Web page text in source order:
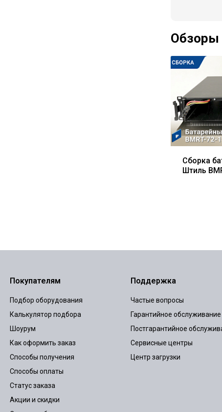
Обзоры
Сборка
Штиль
Покупателям
Подбор оборудования
Калькулятор подбора
Шоурум
Как оформить заказ
Способы получения
Способы оплаты
Статус заказа
Акции и скидки
Поддержка
Частые вопросы
Гарантийное обслуживание
Постгарантийное
Сервисные центры
Центр загрузки